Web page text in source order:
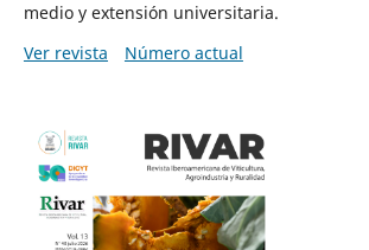
medio y extensión universitaria.
Ver revista
Número actual